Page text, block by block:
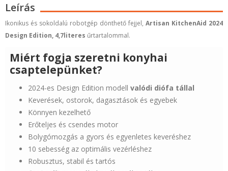
Leírás
Ikonikus és sokoldalú robotgép dönthető fejjel, Artisan KitchenAid 2024
Design Edition, 4,7literes űrtartalommal.
Miért fogja szeretni konyhai
csaptelepünket?
2024-es Design Edition modell valódi diófa tállal
Keverések, ostorok, dagasztások és egyebek
Könnyen kezelhető
Erőteljes és csendes motor
Bolygómozgás a gyors és egyenletes keveréshez
10 sebesség az optimális vezérléshez
Robusztus, stabil és tartós